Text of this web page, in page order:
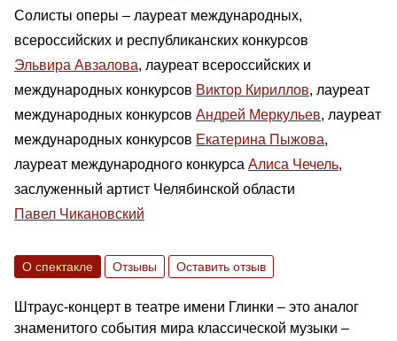
Солисты оперы – лауреат международных,
всероссийских и республиканских конкурсов
Эльвира Авзалова, лауреат всероссийских и
международных конкурсов Виктор Кириллов, лауреат
международных конкурсов Андрей Меркульев, лауреат
международных конкурсов Екатерина Пыжова,
лауреат международного конкурса Алиса Чечель,
заслуженный артист Челябинской области
Павел Чикановский
О спектакле Отзывы Оставить отзыв
Штраус-концерт в театре имени Глинки – это аналог
знаменитого события мира классической музыки –